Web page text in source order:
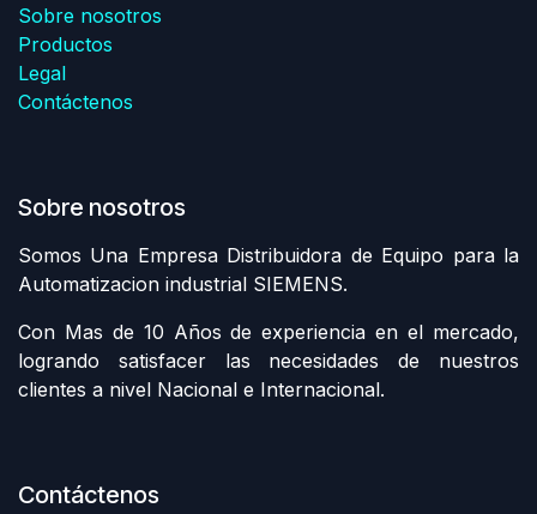
Sobre nosotros
Productos
Legal
Contáctenos
Sobre nosotros
Somos Una Empresa Distribuidora de Equipo para la
Automatizacion industrial SIEMENS.
Con Mas de 10 Años de experiencia en el mercado,
logrando satisfacer las necesidades de nuestros
clientes a nivel Nacional e Internacional.
Contáctenos